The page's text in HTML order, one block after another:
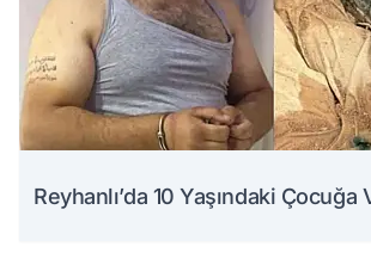
Reyhanlı’da 10 Yaşındaki Çocuğa